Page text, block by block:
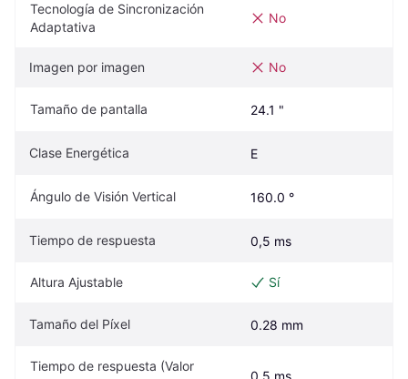
Tecnología de Sincronización
Adaptativa
No
Imagen por imagen No
Tamaño de pantalla 24.1 "
Clase Energética E
Ángulo de Visión Vertical 160.0 °
Tiempo de respuesta 0,5 ms
Altura Ajustable Sí
Tamaño del Píxel 0.28 mm
Tiempo de respuesta (Valor